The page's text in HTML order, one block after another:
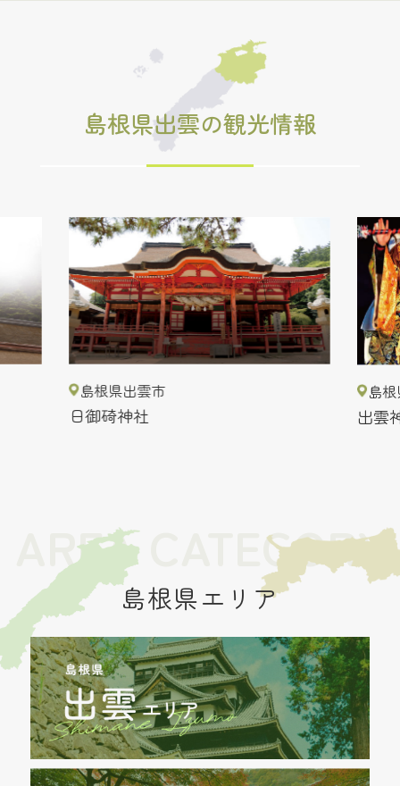
島根県出雲の観光情報
島根県出雲市
日御碕神社
島
出雲
AREA CATEGORY
島根県エリア